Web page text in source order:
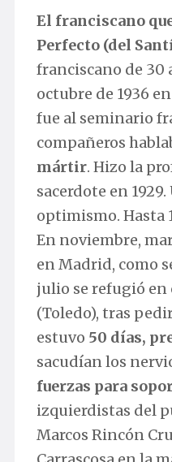
El franciscano
Perfecto (del
franciscano de 30
octubre de 1936
fue al seminario
compañeros
mártir. Hizo la
sacerdote en
optimismo. Hasta
En noviembre,
en Madrid, como
julio se refugió en
(Toledo), tras
estuvo 50 días,
sacudían los
fuerzas para
izquierdistas del
Marcos Rincón